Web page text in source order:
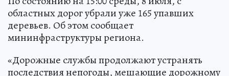
областных дорог убрали уже 165 упавших
деревьев. Об этом сообщает
мининфраструктуры региона.
«Дорожные службы продолжают устранять
последствия непогоды, мешающие дорожному